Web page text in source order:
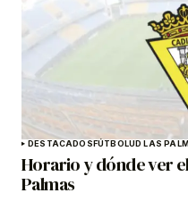
DESTACADOSFÚTBOLUD LAS
Horario y dónde ver
Palmas